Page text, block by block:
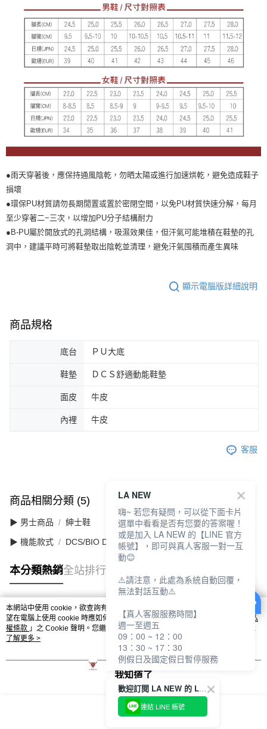
●雨天穿著後，應保持通風陰乾，勿晒太陽或進行加速烘乾，避免造成鞋子
損壞
●環保PU材質請勿長期閒置或置於密閉空間，以免PU材質快速分解，每月
至少穿著二−三次，以增加PU分子結構耐力
●B-PU屬於開放式的孔洞結構，吸濕效果佳，但汗氣可能堆積在鞋墊的孔
洞中，建議平時可將鞋墊取出陰乾並清理，避免汗氣囤積而產生異味
顯示電腦版詳細說明
商品規格
底台 ＰＵ大底
鞋墊 ＤＣＳ舒適動能鞋墊
面皮 牛皮
內裡 牛皮
客服
商品相關分類 (5) 查看全部
▶ 男士商品 紳士鞋
▶ 機能款式 DCS/BIO DCS 舒適動能
本分類熱銷全站排行
熱門標籤
本網站中使用 cookie，欲查詢有關本網站使用 cookie 方式之詳情，及若您不希
望在電腦上使用 cookie 時應如何變更電腦的 cookie 設定，請參閱本網站「
隱私
權條款 」之 Cookie 聲明。您繼續使用本網站即表示您同意本公司得按本網站使
用條款之 Cookie 聲明使用 cookie。
了解更多 >
我知道了
歡迎訂閱 LA NEW 的 LINE 官方帳號
連結 LINE 帳號
LA NEW
嗨~ 若您有疑問，可以從下面卡片
選單中看看是否有您要的答案喔！
或是加入 LA NEW 的【LINE 官方
帳號】，即可與真人客服一對一互
動😊
⚠️請注意，此處為系統自動回覆，
無法對話互動⚠️
【真人客服服務時間】
週一至週五
09：00 ~ 12：00
13：30 ~ 17：30
例假日及國定假日暫停服務